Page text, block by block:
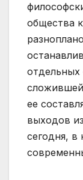
общества
отдельных
ее
выходов
сегодня, в